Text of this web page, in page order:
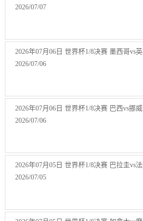
2026/07/07
2026年07月06日 世界杯1/8决赛 墨西哥vs
2026/07/06
2026年07月06日 世界杯1/8决赛 巴西vs挪
2026/07/06
2026年07月05日 世界杯1/8决赛 巴拉圭vs
2026/07/05